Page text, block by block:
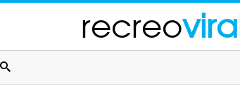
recreo